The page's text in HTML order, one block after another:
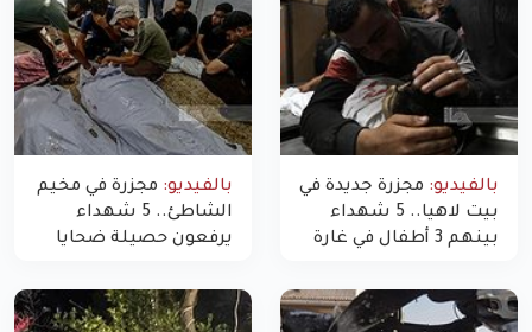
بالفيديو: مجزرة جديدة في
بيت لاهيا.. 5 شهداء
بينهم 3 أطفال في غارة
غزة
بالفيديو: مجزرة في مخيم
الشاطئ.. 5 شهداء
يرفعون حصيلة ضحايا